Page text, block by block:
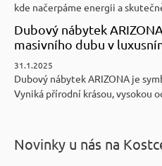
kde načerpáme energii a
Dubový nábytek
masivního dubu v
31.1.2025
Dubový nábytek ARIZONA je
Vyniká přírodní krásou, vysokou
Novinky u nás na